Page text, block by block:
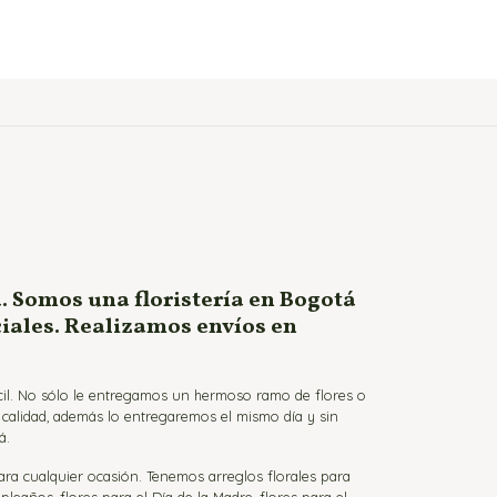
una floristería en Bogotá
Realizamos envíos en
No sólo le entregamos un hermoso ramo de flores o
además lo entregaremos el mismo día y sin
cualquier ocasión. Tenemos arreglos florales para